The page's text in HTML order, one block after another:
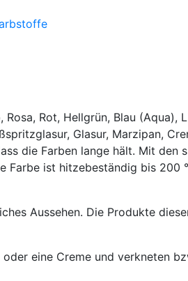
Rot, Hellgrün, Blau
Glasur, Marzipan,
die Farben lange hält. Mit
ist hitzebeständig bis
Aussehen. Die Produkte
eine Creme und verkneten